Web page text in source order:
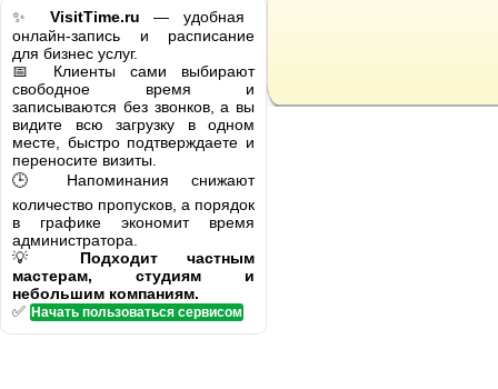
✨ VisitTime.ru — удобная
онлайн-запись и расписание
для бизнес услуг.
📅 Клиенты сами выбирают
свободное время и
записываются без звонков, а вы
видите всю загрузку в одном
месте, быстро подтверждаете и
переносите визиты.
🕒 Напоминания снижают
количество пропусков, а порядок
в графике экономит время
администратора.
💡 Подходит частным
мастерам, студиям и
небольшим компаниям.
✅ Начать пользоваться сервисом